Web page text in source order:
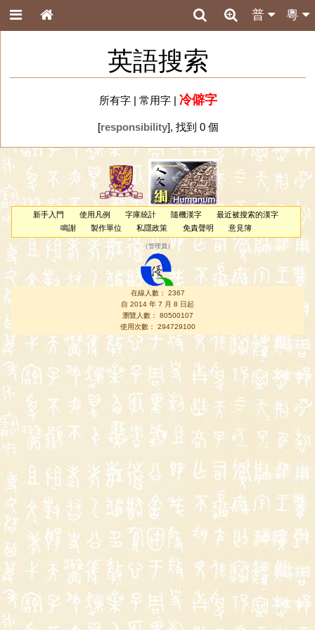
粵
普
英語搜索
所有字| 常用字| 冷僻字
[responsibility], 找到 0 個
新手入門 使用凡例 字庫統計 隨機漢字
最近被搜索的漢字
鳴謝
製作單位 私隱政策 免責聲明 意見簿
（管理員 ）
在線人數： 2367
自 2014 年 7 月 8 日起
瀏覽人數： 80500107
使用次數： 294729100